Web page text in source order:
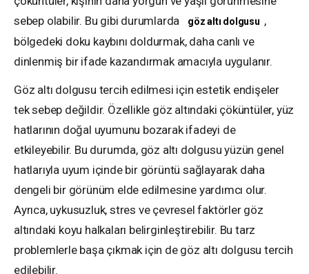
sebep olabilir. Bu gibi durumlarda
göz altı dolgusu ,
bölgedeki doku kaybını doldurmak, daha canlı ve
dinlenmiş bir ifade kazandırmak amacıyla uygulanır.
Göz altı dolgusu tercih edilmesi için estetik endişeler
tek sebep değildir. Özellikle göz altındaki çöküntüler, yüz
hatlarının doğal uyumunu bozarak ifadeyi de
etkileyebilir. Bu durumda, göz altı dolgusu yüzün genel
hatlarıyla uyum içinde bir görüntü sağlayarak daha
dengeli bir görünüm elde edilmesine yardımcı olur.
Ayrıca, uykusuzluk, stres ve çevresel faktörler göz
altındaki koyu halkaları belirginleştirebilir. Bu tarz
problemlerle başa çıkmak için de göz altı dolgusu tercih
edilebilir.